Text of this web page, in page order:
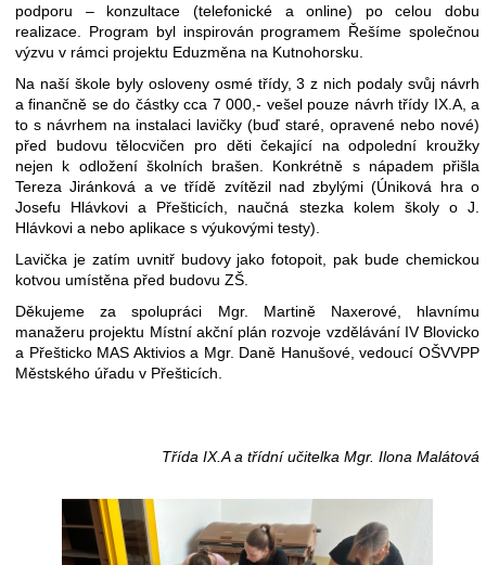
podporu – konzultace (telefonické a online) po celou dobu
realizace. Program byl inspirován programem Řešíme společnou
výzvu v rámci projektu Eduzměna na Kutnohorsku.
Na naší škole byly osloveny osmé třídy, 3 z nich podaly svůj návrh
a finančně se do částky cca 7 000,- vešel pouze návrh třídy IX.A, a
to s návrhem na instalaci lavičky (buď staré, opravené nebo nové)
před budovu tělocvičen pro děti čekající na odpolední kroužky
nejen k odložení školních brašen. Konkrétně s nápadem přišla
Tereza Jiránková a ve třídě zvítězil nad zbylými (Úniková hra o
Josefu Hlávkovi a Přešticích, naučná stezka kolem školy o J.
Hlávkovi a nebo aplikace s výukovými testy).
Lavička je zatím uvnitř budovy jako fotopoit, pak bude chemickou
kotvou umístěna před budovu ZŠ.
Děkujeme za spolupráci Mgr. Martině Naxerové, hlavnímu
manažeru projektu Místní akční plán rozvoje vzdělávání IV Blovicko
a Přešticko MAS Aktivios a Mgr. Daně Hanušové, vedoucí OŠVVPP
Městského úřadu v Přešticích.
Třída IX.A a třídní učitelka Mgr. Ilona Malátová